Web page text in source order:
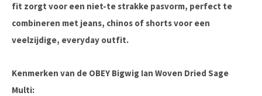
fit zorgt voor een niet-te strakke pasvorm, perfect te
combineren met jeans, chinos of shorts voor een
veelzijdige, everyday outfit.
Kenmerken van de OBEY Bigwig Ian Woven Dried Sage
Multi: